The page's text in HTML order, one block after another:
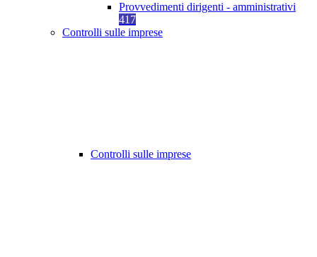
Provvedimenti dirigenti - amministrativi
417
Controlli sulle imprese
Controlli sulle imprese